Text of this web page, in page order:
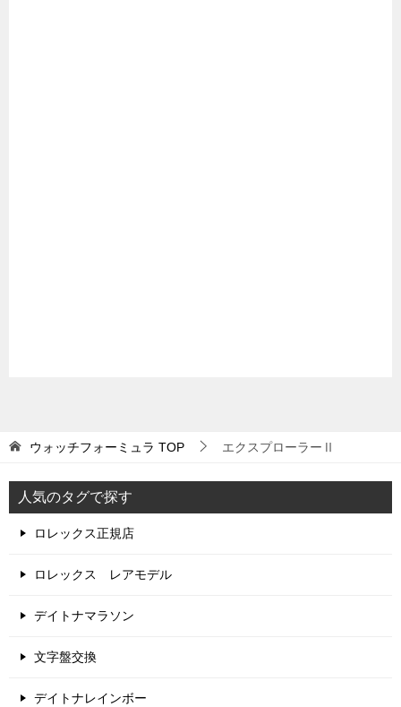
ウォッチフォーミュラ TOP エクスプローラーⅡ
人気のタグで探す
ロレックス正規店
ロレックス レアモデル
デイトナマラソン
文字盤交換
デイトナレインボー